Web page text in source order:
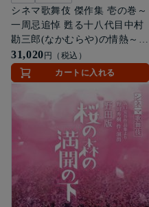
シネマ歌舞伎 傑作集 壱の巻～
一周忌追悼 甦る十八代目中村
勘三郎(なかむらや)の情熱～
[DVD]
31,020 円（税込）
カートに入れる